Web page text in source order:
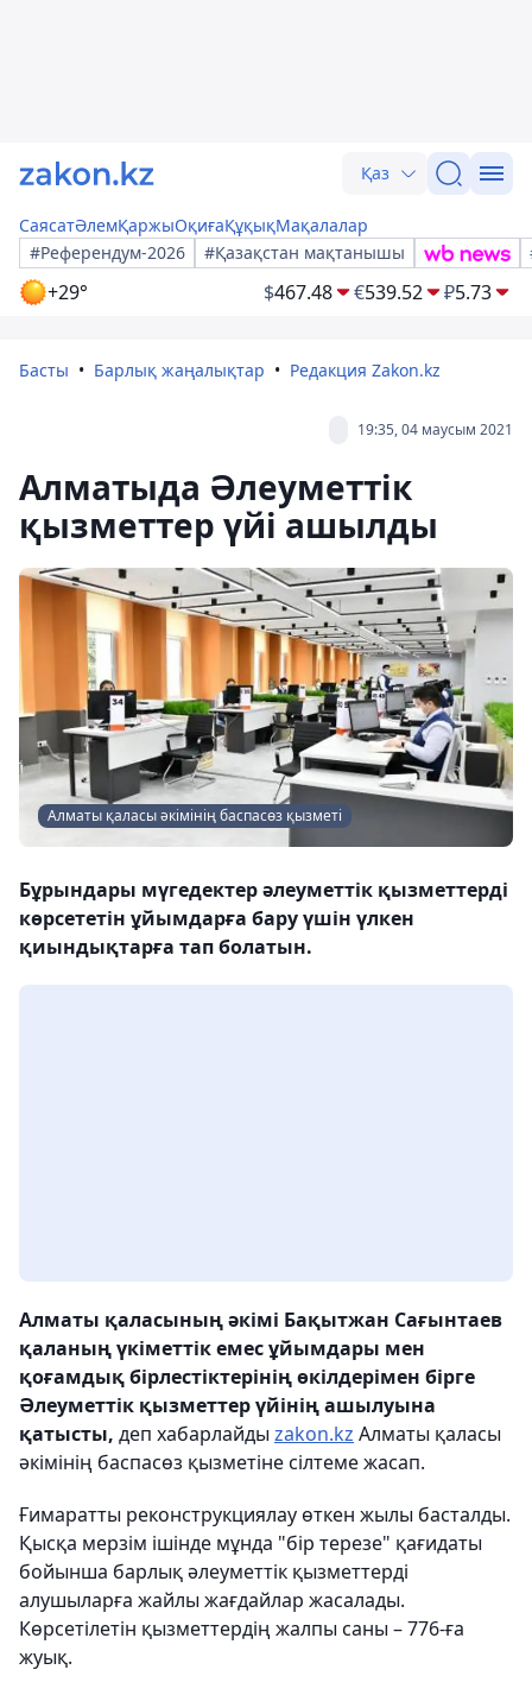
Қаз
СаясатӘлемҚаржыОқиғаҚұқықМақалалар
#Референдум-2026
#Қазақстан мақтанышы
+29° $467.48 €539.52 ₽5.73
Басты Барлық жаңалықтар Редакция Zakon.kz
19:35, 04 маусым 2021
Алматыда Әлеуметтік
қызметтер үйі ашылды
Алматы қаласы әкімінің баспасөз қызметі
Бұрындары мүгедектер әлеуметтік қызметтерді
көрсететін ұйымдарға бару үшін үлкен
қиындықтарға тап болатын.
Алматы қаласының әкімі Бақытжан Сағынтаев
қаланың үкіметтік емес ұйымдары мен
қоғамдық бірлестіктерінің өкілдерімен бірге
Әлеуметтік қызметтер үйінің ашылуына
қатысты, деп хабарлайды zakon.kz Алматы қаласы
әкімінің баспасөз қызметіне сілтеме жасап.
Ғимаратты реконструкциялау өткен жылы басталды.
Қысқа мерзім ішінде мұнда "бір терезе" қағидаты
бойынша барлық әлеуметтік қызметтерді
алушыларға жайлы жағдайлар жасалады.
Көрсетілетін қызметтердің жалпы саны – 776-ға
жуық.